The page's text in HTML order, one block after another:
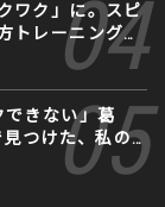
ワク」に。スピ
トレーニング」
きない」葛
つけた、私の